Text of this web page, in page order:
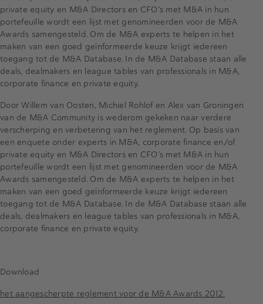
private equity en M&A Directors en CFO’s met M&A in hun
portefeuille wordt een lijst met genomineerden voor de M&A
Awards samengesteld. Om de M&A experts te helpen in het
maken van een goed geïnformeerde keuze krijgt iedereen
toegang tot de M&A Database. In de M&A Database staan alle
deals, dealmakers en league tables van professionals in M&A,
corporate finance en private equity.
Door Willem van Oosten, Michiel Rohlof en Alex van Groningen
van de M&A Community is wederom gekeken naar verdere
verscherping en verbetering van het reglement. Op basis van
een enquete onder experts in M&A, corporate finance en/of
private equity en M&A Directors en CFO’s met M&A in hun
portefeuille wordt een lijst met genomineerden voor de M&A
Awards samengesteld. Om de M&A experts te helpen in het
maken van een goed geïnformeerde keuze krijgt iedereen
toegang tot de M&A Database. In de M&A Database staan alle
deals, dealmakers en league tables van professionals in M&A,
corporate finance en private equity.
Download
het aangescherpte reglement voor de M&A Awards 2012.